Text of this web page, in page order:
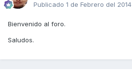
Publicado 1 de Febrero del 2014
Bienvenido al foro.
Saludos.